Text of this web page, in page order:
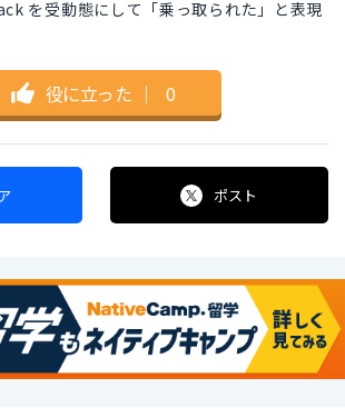
を受動態にして「乗っ取られた」と表現
役に立った ｜ 0
ポスト